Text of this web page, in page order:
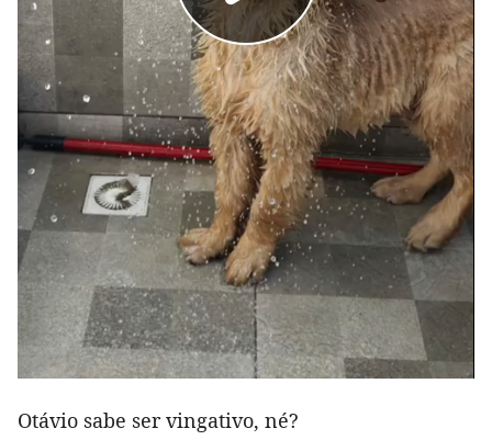
Otávio sabe ser vingativo, né?